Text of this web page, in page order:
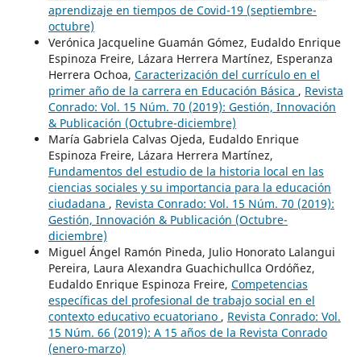
aprendizaje en tiempos de Covid-19 (septiembre-
octubre)
Verónica Jacqueline Guamán Gómez, Eudaldo Enrique
Espinoza Freire, Lázara Herrera Martínez, Esperanza
Herrera Ochoa, Caracterización del currículo en el
primer año de la carrera en Educación Básica , Revista
Conrado: Vol. 15 Núm. 70 (2019): Gestión, Innovación
& Publicación (Octubre-diciembre)
María Gabriela Calvas Ojeda, Eudaldo Enrique
Espinoza Freire, Lázara Herrera Martínez,
Fundamentos del estudio de la historia local en las
ciencias sociales y su importancia para la educación
ciudadana , Revista Conrado: Vol. 15 Núm. 70 (2019):
Gestión, Innovación & Publicación (Octubre-
diciembre)
Miguel Ángel Ramón Pineda, Julio Honorato Lalangui
Pereira, Laura Alexandra Guachichullca Ordóñez,
Eudaldo Enrique Espinoza Freire, Competencias
específicas del profesional de trabajo social en el
contexto educativo ecuatoriano , Revista Conrado: Vol.
15 Núm. 66 (2019): A 15 años de la Revista Conrado
(enero-marzo)